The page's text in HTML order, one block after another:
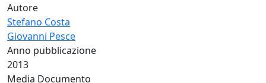
Autore
Stefano Costa
Giovanni Pesce
Anno pubblicazione
2013
Media Documento